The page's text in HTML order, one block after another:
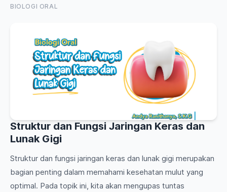
BIOLOGI ORAL
Struktur dan Fungsi Jaringan Keras dan
Lunak Gigi
Struktur dan fungsi jaringan keras dan lunak gigi merupakan
bagian penting dalam memahami kesehatan mulut yang
optimal. Pada topik ini, kita akan mengupas tuntas